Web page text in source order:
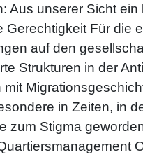
Aus unserer Sicht
Für die
auf den
Strukturen in der
in Zeiten, in
zum Stigma